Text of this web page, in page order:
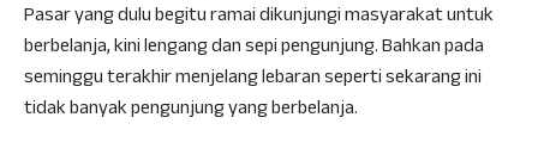
Pasar yang dulu begitu ramai dikunjungi masyarakat untuk
berbelanja, kini lengang dan sepi pengunjung. Bahkan pada
seminggu terakhir menjelang lebaran seperti sekarang ini
tidak banyak pengunjung yang berbelanja.